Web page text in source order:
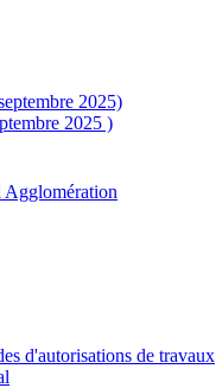
2025)
2025 )
Agglomération
d'autorisations de travaux